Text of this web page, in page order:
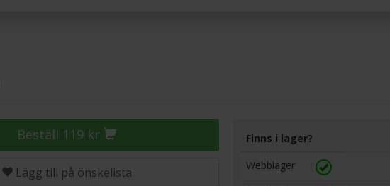
Beställ 119 kr
Lägg till på önskelista
Finns i lager?
Webblager